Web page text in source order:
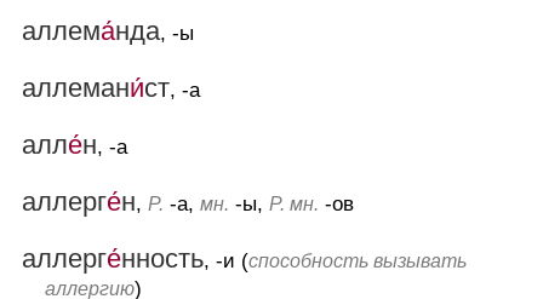
аллема́нда, -ы
аллемани́ст, -а
алле́н, -а
аллерге́н, Р. -а, мн. -ы, Р. мн. -ов
аллерге́нность, -и (способность вызывать
аллергию)